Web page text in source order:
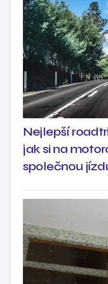
Nejlepší
jak si na
společnou